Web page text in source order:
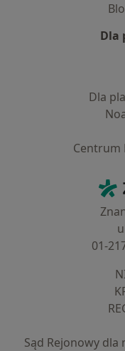
Dla
Dla
Centrum
01-
Sąd Rejonowy dla